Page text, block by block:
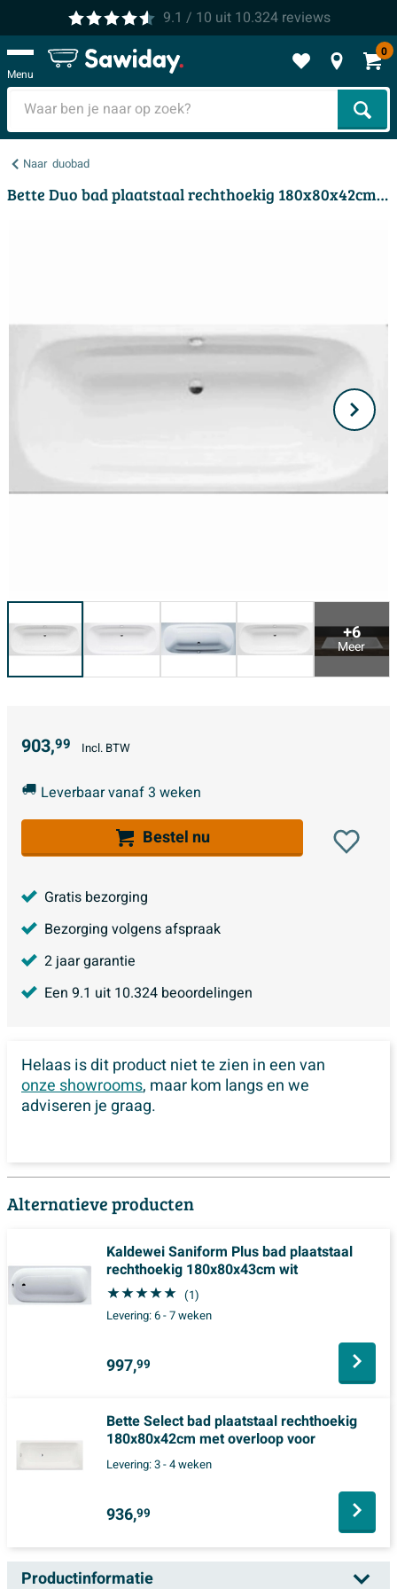
9.1 / 10 uit 10.324reviews
Menu
0
Naar duobad
Bette Duo bad plaatstaal rechthoekig 180x80x42cm wit
+6
Meer
903,99 Incl. BTW
Leverbaar vanaf 3 weken
Bestel nu
Gratis bezorging
Bezorging volgens afspraak
2 jaar garantie
Een 9.1 uit 10.324 beoordelingen
Helaas is dit product niet te zien in een van
onze showrooms, maar kom langs en we
adviseren je graag.
Alternatieve producten
Kaldewei Saniform Plus bad plaatstaal
rechthoekig 180x80x43cm wit
(1)
Levering:6 - 7 weken
997,99
Bette Select bad plaatstaal rechthoekig
180x80x42cm met overloop voor
Levering:3 - 4 weken
936,99
Productinformatie